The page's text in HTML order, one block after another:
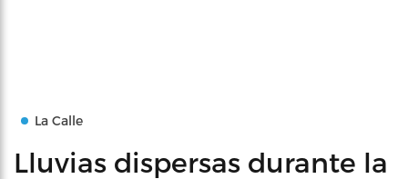
La Calle
Lluvias dispersas durante la